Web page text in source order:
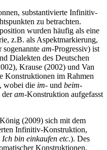
substantivierte Infinitiv-
zu betrachten.
wurden häufig als eine
z.B. als Aspektmarkierung,
am-Progressiv) ist
Dialekten des Deutschen
Krause (2002) und Van
Konstruktionen im Rahmen
wobei die im- und beim-
deram-Konstruktion aufgefasst
(2009) sich mit dem
Infinitiv-Konstruktion,
bin einkaufen etc.). Des
Konstruktionen,